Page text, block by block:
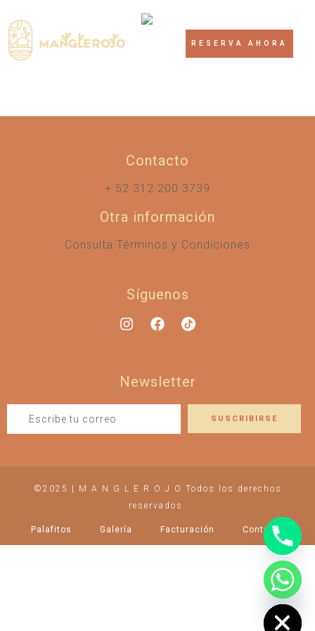
RESERVA AHORA
Contacto
+ 52 312 200 3739
Otra información
Consulta Términos y Condiciones
Síguenos
Newsletter
©2025 | M A N G L E R O J O Todos los derechos
reservados.
Palafitos Galería Facturación Contacto
Hide
chaty